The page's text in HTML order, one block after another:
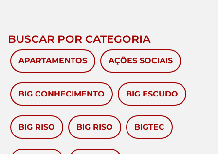
BUSCAR POR CATEGORIA
APARTAMENTOS AÇÕES SOCIAIS
BIG CONHECIMENTO BIG ESCUDO
BIG RISO BIG RISO BIGTEC